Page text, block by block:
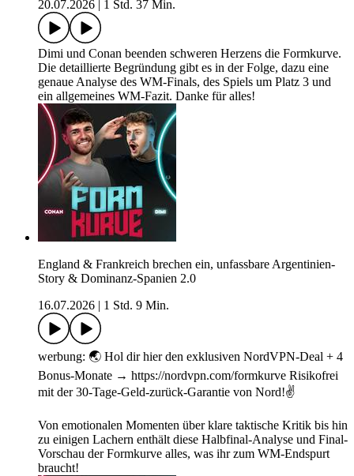
20.07.2026
1 Std. 37 Min.
Dimi und Conan beenden schweren Herzens die Formkurve.
Die detaillierte Begründung gibt es in der Folge, dazu eine
genaue Analyse des WM-Finals, des Spiels um Platz 3 und
ein allgemeines WM-Fazit. Danke für alles!
England & Frankreich brechen ein, unfassbare Argentinien-
Story & Dominanz-Spanien 2.0
16.07.2026
1 Std. 9 Min.
werbung: 🌏 Hol dir hier den exklusiven NordVPN-Deal + 4
Bonus-Monate → https://nordvpn.com/formkurve Risikofrei
mit der 30-Tage-Geld-zurück-Garantie von Nord!✌️
Von emotionalen Momenten über klare taktische Kritik bis hin
zu einigen Lachern enthält diese Halbfinal-Analyse und Final-
Vorschau der Formkurve alles, was ihr zum WM-Endspurt
braucht!